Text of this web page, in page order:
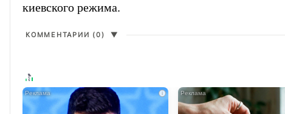
киевского режима.
КОММЕНТАРИИ (0) ▼
i